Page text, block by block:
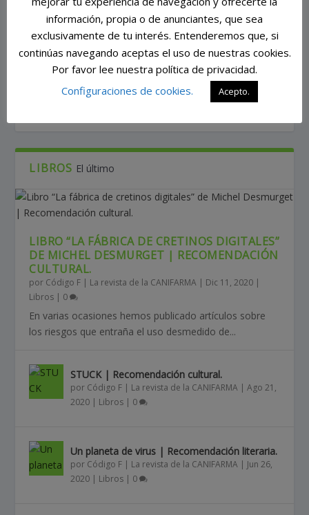
porCódigo F | La revista de la CANIFARMA|Sep 25,
| Películas | 0
Extremis | Recomendación cultural.
porCódigo F | La revista de la CANIFARMA|Ago 28,
LIBROS El último
LIBRO “LA FÁBRICA DE CRETINOS DIGITALES”
DE MICHEL DESMURGET | RECOMENDACIÓN
CULTURAL.
por Código F | La revista de la CANIFARMA | Dic 11, 2020 |
Libros | 0
En varias ocasiones hemos publicado artículos sobre
los riesgos que entraña el uso desmedido de...
STUCK | Recomendación cultural.
por Código F | La revista de la CANIFARMA |Ago 21,
2020 | Libros | 0
Un planeta de virus | Recomendación literaria.
por Código F | La revista de la CANIFARMA | Jun 26,
2020 | Libros | 0
información, propia o de anunciantes, que sea
exclusivamente de tu interés. Entenderemos que, si
continúas navegando aceptas el uso de nuestras cookies.
Por favor lee nuestra política de privacidad.
Configuraciones de cookies.
Acepto.